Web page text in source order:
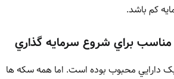
کم باشد.
براي شروع سرمايه گذاري
دارايي محبوب بوده است. اما همه سکه ها